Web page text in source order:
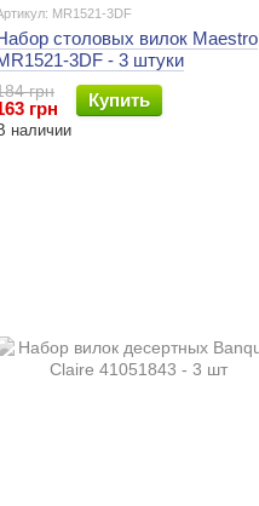
MR1521-3DF
столовых вилок Maestro
3DF - 3 штуки
грн
грн Купить
наличии